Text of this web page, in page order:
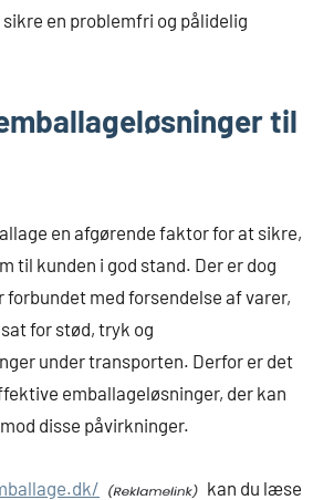
sikre en problemfri og pålidelig
til
en afgørende faktor for at sikre,
til kunden i god stand. Der er dog
forbundet med forsendelse af varer,
for stød, tryk og
under transporten. Derfor er det
emballageløsninger, der kan
disse påvirkninger.
kan du læse